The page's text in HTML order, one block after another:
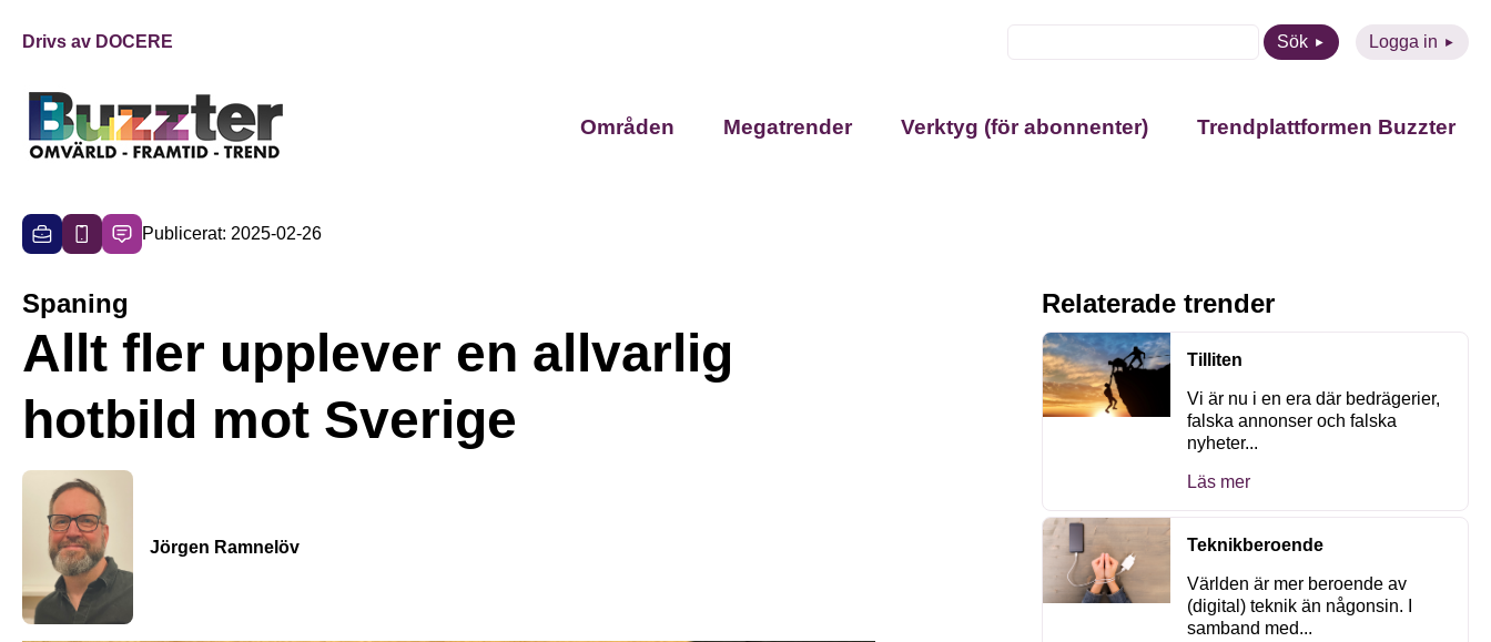
Drivs av DOCERE Sök Logga in
Områden Megatrender Verktyg (för abonnenter) Trendplattformen Buzzter
Publicerat: 2025-02-26
Spaning
Allt fler upplever en allvarlig
hotbild mot Sverige
Jörgen Ramnelöv
Relaterade trender
Tilliten
Vi är nu i en era där bedrägerier,
falska annonser och falska
nyheter...
Läs mer
Teknikberoende
Världen är mer beroende av
(digital) teknik än någonsin. I
samband med...